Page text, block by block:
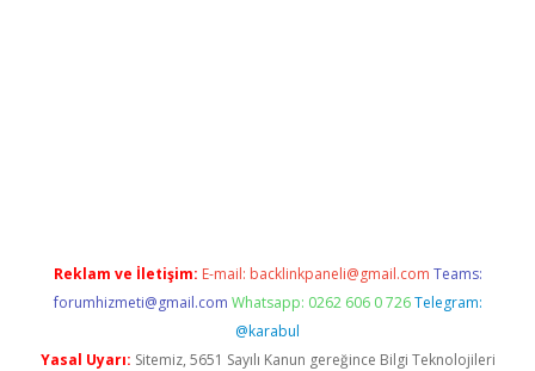
Reklam ve İletişim: E-mail: backlinkpaneli@gmail.com Teams:
forumhizmeti@gmail.com Whatsapp: 0262 606 0 726 Telegram:
@karabul
Yasal Uyarı: Sitemiz, 5651 Sayılı Kanun gereğince Bilgi Teknolojileri